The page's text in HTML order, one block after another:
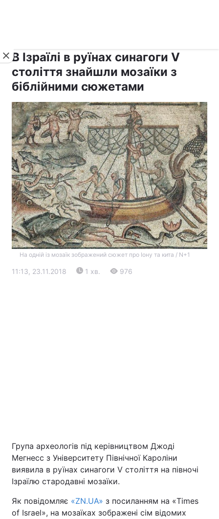
Київ Львів
Дніпро Харків
Одеса
В Ізраїлі в руїнах синагоги V
століття знайшли мозаїки з
біблійними сюжетами
На одній із мозаїк зображений сюжет про Іону та кита / N+1
11:13, 23.11.2018 1 хв. 976
Група археологів під керівництвом Джоді
Мегнесс з Університету Північної Кароліни
виявила в руїнах синагоги V століття на півночі
Ізраїлю стародавні мозаїки.
Як повідомляє «ZN.UA» з посиланням на «Times
of Israel», на мозаїках зображені сім відомих